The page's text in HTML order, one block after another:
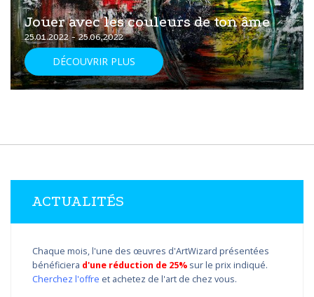
Jouer avec les couleurs de ton âme
25.01.2022 - 25.06.2022
DÉCOUVRIR PLUS
ACTUALITÉS
Chaque mois, l'une des œuvres d'ArtWizard présentées
bénéficiera d'une réduction de 25% sur le prix indiqué.
Cherchez l'offre et achetez de l'art de chez vous.